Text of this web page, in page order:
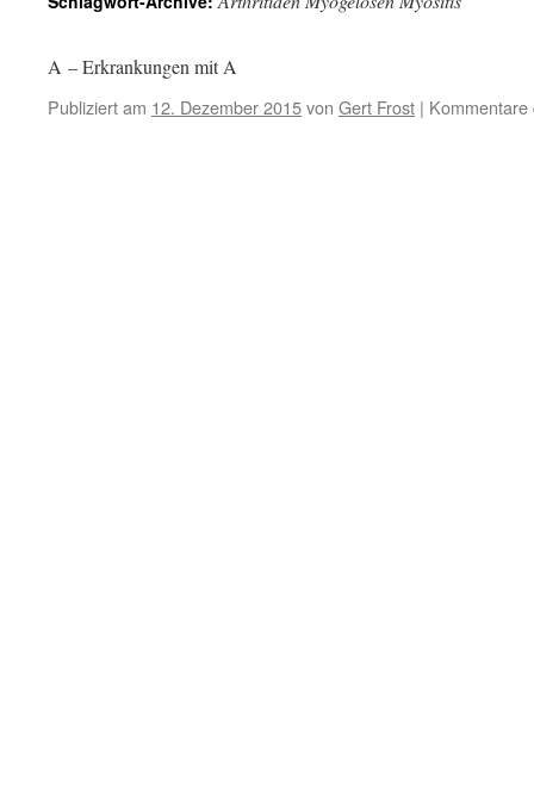
A – Erkrankungen mit A
Publiziert am 12. Dezember 2015von Gert Frost | Kommentare